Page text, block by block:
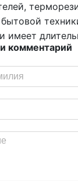
имеет
комментарий